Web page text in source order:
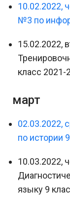
10.02.2022,
№3 по
15.02.2022,
класс 2021-
март
02.03.2022,
по истории
10.03.2022,
языку 9